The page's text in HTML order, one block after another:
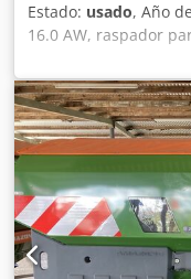
Estado: usado, Año
16.0 AW, raspador
de presión de
430, punta de reja
unidad / dentado,
Eay Eex Abrsk